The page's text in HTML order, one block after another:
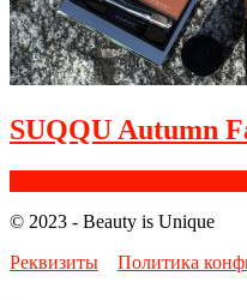
SUQQU Autumn
© 2023 - Beauty is Unique
Реквизиты
Политика